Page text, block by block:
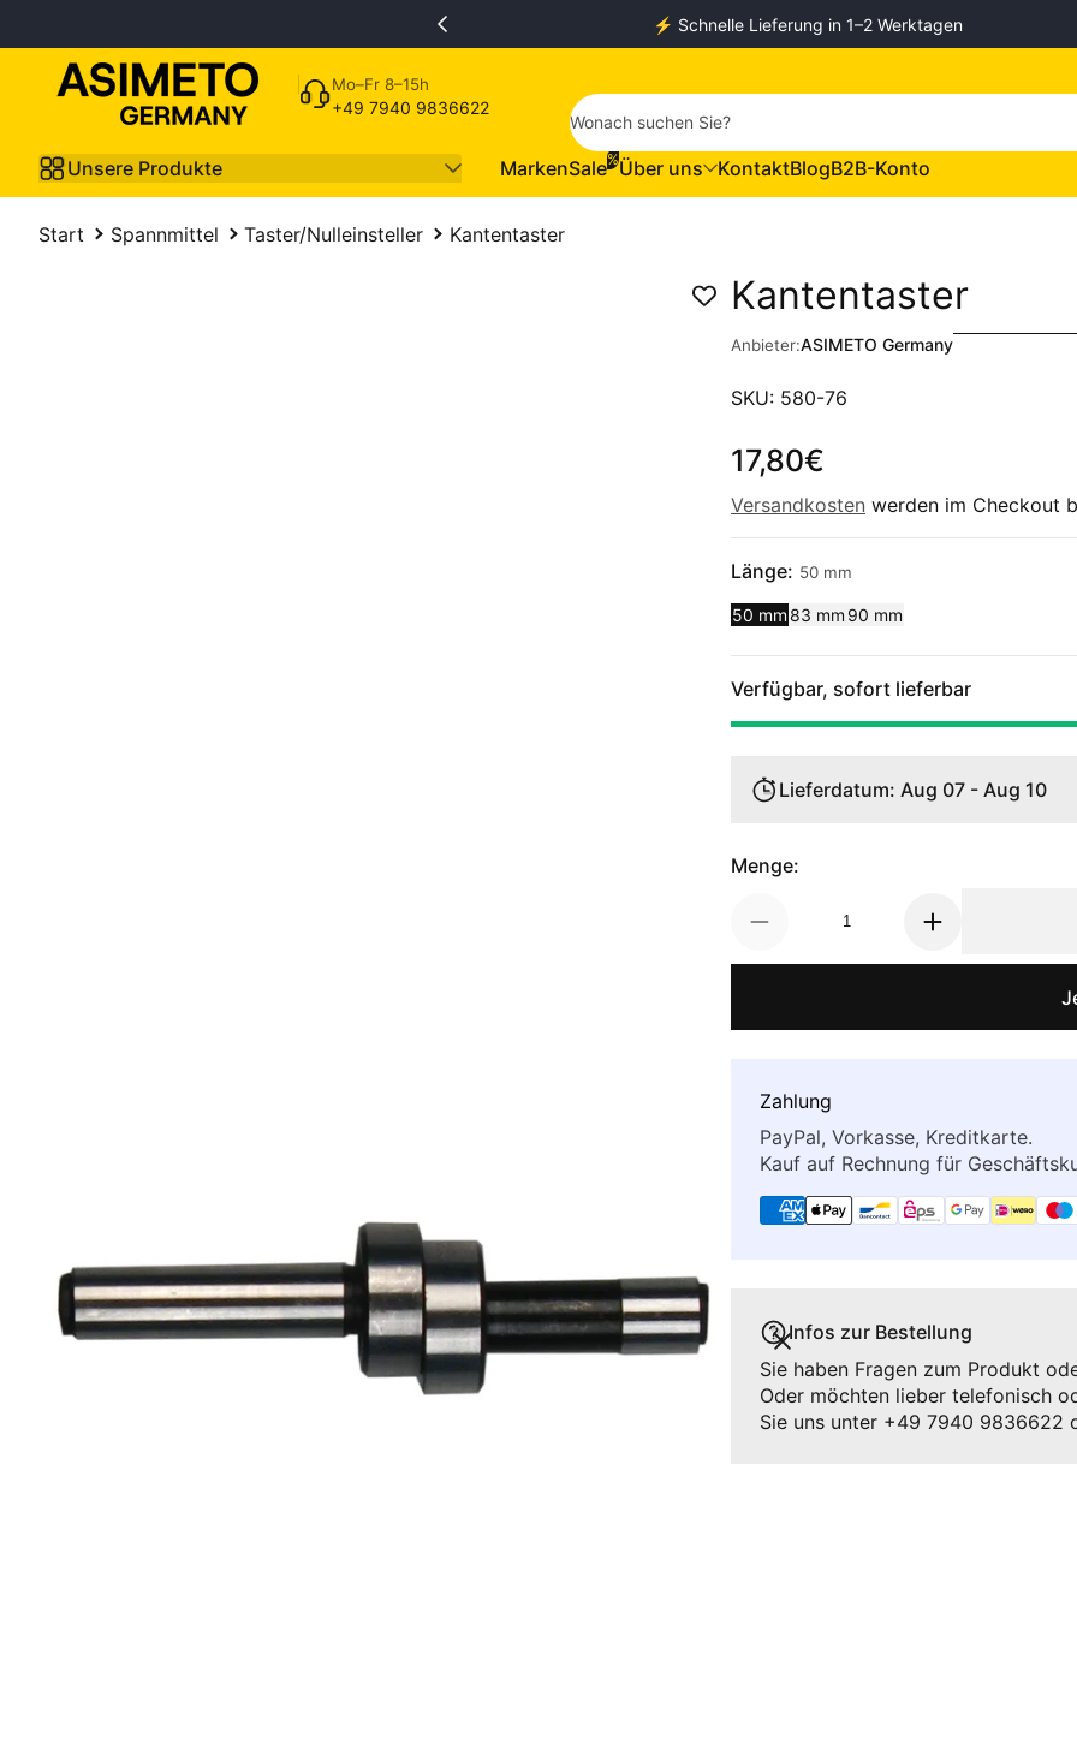
⚡️ Schnelle Lieferung in 1–2 Werktagen
Mo–Fr 8–15h
+49 7940 9836622
Wonach suchen Sie?
Unsere Produkte MarkenSale%Über uns KontaktBlogB2B-Konto
Start Spannmittel Taster/Nulleinsteller Kantentaster
Kantentaster
Anbieter:ASIMETO Germany
SKU: 580-76
Regulärer Preis
17,80€
Versandkosten werden im Checkout
Länge: 50 mm
50 mm 83 mm 90 mm
Verfügbar, sofort lieferbar
Lieferdatum: Aug 07 - Aug 10
Menge:
Zahlung
PayPal, Vorkasse, Kreditkarte.
Kauf auf Rechnung für
Infos zur Bestellung
Sie haben Fragen zum Produkt
Oder möchten lieber telefonisch
Sie uns unter +49 7940 9836622